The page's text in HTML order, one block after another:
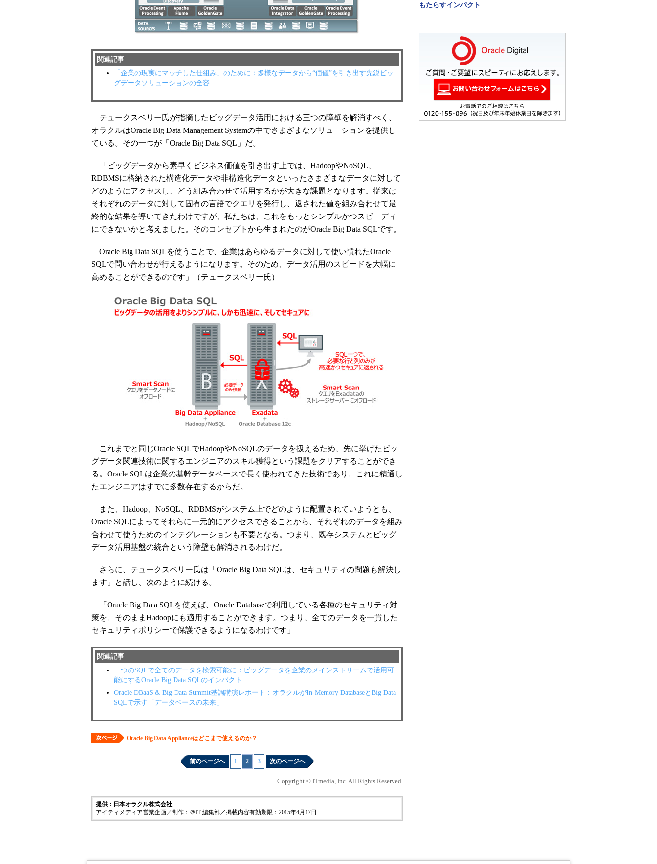
関連記事
「企業の現実にマッチした仕組み」のために：多様なデータから“価値”を引き出す先鋭ビッ
グデータソリューションの全容
テュークスベリー氏が指摘したビッグデータ活用における三つの障壁を解消すべく、
オラクルはOracle Big Data Management Systemの中でさまざまなソリューションを提供し
ている。その一つが「Oracle Big Data SQL」だ。
「ビッグデータから素早くビジネス価値を引き出す上では、HadoopやNoSQL、
RDBMSに格納された構造化データや非構造化データといったさまざまなデータに対して
どのようにアクセスし、どう組み合わせて活用するかが大きな課題となります。従来は
それぞれのデータに対して固有の言語でクエリを発行し、返された値を組み合わせて最
終的な結果を導いてきたわけですが、私たちは、これをもっとシンプルかつスピーディ
にできないかと考えました。そのコンセプトから生まれたのがOracle Big Data SQLです。
Oracle Big Data SQLを使うことで、企業はあらゆるデータに対して使い慣れたOracle
SQLで問い合わせが行えるようになります。そのため、データ活用のスピードを大幅に
高めることができるのです」（テュークスベリー氏）
これまでと同じOracle SQLでHadoopやNoSQLのデータを扱えるため、先に挙げたビッ
グデータ関連技術に関するエンジニアのスキル獲得という課題をクリアすることができ
る。Oracle SQLは企業の基幹データベースで長く使われてきた技術であり、これに精通し
たエンジニアはすでに多数存在するからだ。
また、Hadoop、NoSQL、RDBMSがシステム上でどのように配置されていようとも、
Oracle SQLによってそれらに一元的にアクセスできることから、それぞれのデータを組み
合わせて使うためのインテグレーションも不要となる。つまり、既存システムとビッグ
データ活用基盤の統合という障壁も解消されるわけだ。
さらに、テュークスベリー氏は「Oracle Big Data SQLは、セキュリティの問題も解決し
ます」と話し、次のように続ける。
「Oracle Big Data SQLを使えば、Oracle Databaseで利用している各種のセキュリティ対
策を、そのままHadoopにも適用することができます。つまり、全てのデータを一貫した
セキュリティポリシーで保護できるようになるわけです」
関連記事
一つのSQLで全てのデータを検索可能に：ビッグデータを企業のメインストリームで活用可
能にするOracle Big Data SQLのインパクト
Oracle DBaaS & Big Data Summit基調講演レポート：オラクルがIn-Memory DatabaseとBig Data
SQLで示す「データベースの未来」
Oracle Big Data Applianceはどこまで使えるのか？
前のページへ 1 2 3 次のページへ
Copyright © ITmedia, Inc. All Rights Reserved.
提供：日本オラクル株式会社
アイティメディア営業企画／制作：＠IT 編集部／掲載内容有効期限：2015年4月17日
もたらすインパクト